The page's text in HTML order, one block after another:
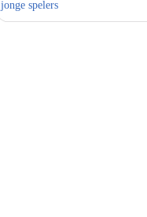
jonge spelers